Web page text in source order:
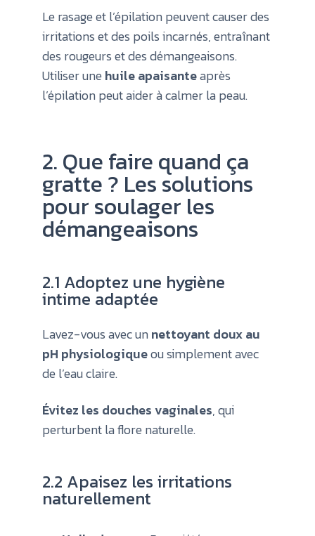
Le rasage et l’épilation peuvent causer des
irritations et des poils incarnés, entraînant
des rougeurs et des démangeaisons.
Utiliser unehuile apaisanteaprès
l’épilation peut aider à calmer la peau.
2. Que faire quand ça
gratte ? Les solutions
pour soulager les
démangeaisons
2.1 Adoptez une hygiène
intime adaptée
Lavez-vous avec unnettoyant doux au
pH physiologiqueou simplement avec
de l’eau claire.
Évitez les douches vaginales, qui
perturbent la flore naturelle.
2.2 Apaisez les irritations
naturellement